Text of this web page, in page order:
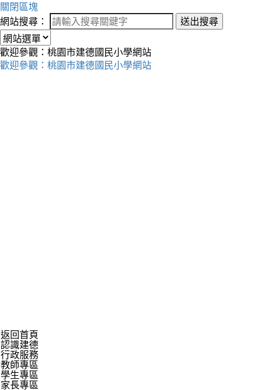
關閉區塊
網站搜尋：
送出搜尋
歡迎參觀：桃園市建德國民小學網站
歡迎參觀：桃園市建德國民小學網站
返回首頁
認識建德
行政服務
教師專區
學生專區
家長專區